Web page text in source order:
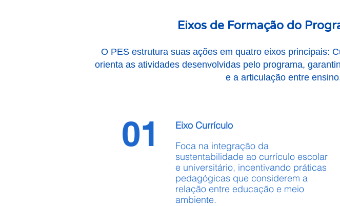
Eixos de Formação do
O PES estrutura suas ações em quatro eixos principais:
orienta as atividades desenvolvidas pelo programa,
e a articulação entre
01
Eixo Currículo
Foca na integração da
sustentabilidade ao currículo escolar
e universitário, incentivando práticas
pedagógicas que considerem a
relação entre educação e meio
ambiente.